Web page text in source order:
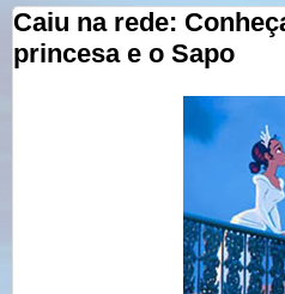
Caiu na rede:
princesa e o Sapo